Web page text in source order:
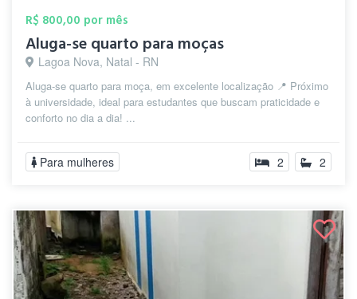
R$ 800,00 por mês
Aluga-se quarto para moças
Lagoa Nova, Natal - RN
Aluga-se quarto para moça, em excelente localização 📍 Próximo
à universidade, ideal para estudantes que buscam praticidade e
conforto no dia a dia! ...
Para mulheres 2 2